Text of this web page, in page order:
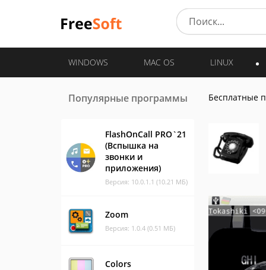
WINDOWS MAC OS LINUX
Популярные программы
FlashOnCall PRO`21
(Вспышка на
звонки и
приложения)
Версия: 10.0.1.1 (10.21 МБ)
Zoom
Версия: 1.0.4 (0.51 МБ)
Colors
Бесплатные